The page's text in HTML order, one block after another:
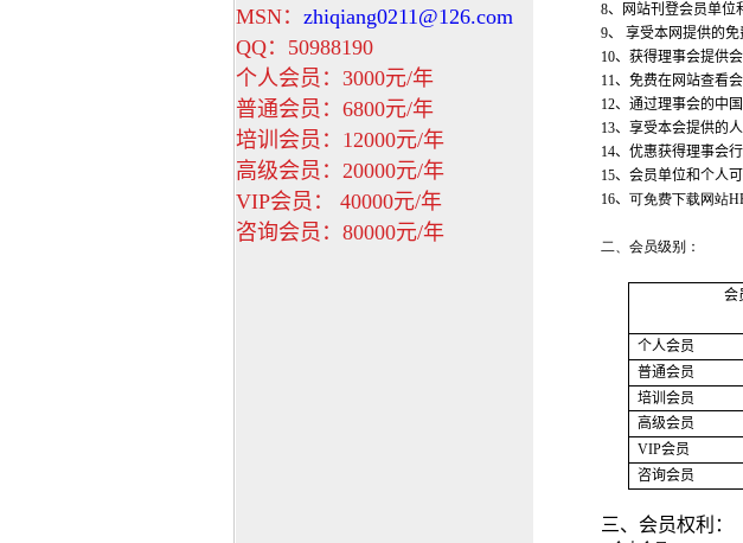
MSN： zhiqiang0211@126.com
QQ：50988190
个人会员：3000元/年
普通会员：6800元/年
培训会员：12000元/年
高级会员：20000元/年
VIP会员： 40000元/年
咨询会员：80000元/年
8、
网站刊登会员单位
9、
享受本网提供的
10、获得理事会提供
11、免费在网站查看会
12、通过理事会的中
13、享受本会提供的
14、优惠获得理事会
15、会员单位和个人
16、 可免费下载网站
二、会员级别：
会
个人会员
普通会员
培训会员
高级会员
VIP会员
咨询会员
三、会员权利：